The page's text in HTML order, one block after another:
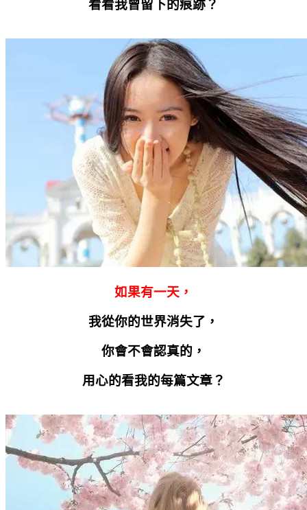
看看我曾留下的痕跡？
如果有一天，
我從你的世界消失了，
你會不會認真的，
用心的看我的每篇文章？